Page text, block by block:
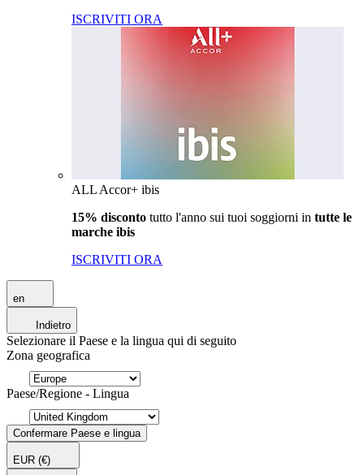
ISCRIVITI ORA
ALL Accor+ ibis
15% disconto tutto l'anno sui tuoi soggiorni in tutte le
marche ibis
ISCRIVITI ORA
en
Indietro
Selezionare il Paese e la lingua qui di seguito
Zona geografica
Paese/Regione - Lingua
Confermare Paese e lingua
EUR (€)